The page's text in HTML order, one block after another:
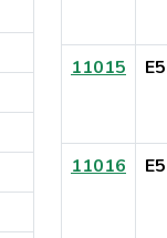
11015
11016